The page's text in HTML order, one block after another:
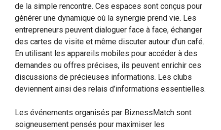
de la simple rencontre. Ces espaces sont conçus pour
générer une dynamique où la synergie prend vie. Les
entrepreneurs peuvent dialoguer face à face, échanger
des cartes de visite et même discuter autour d’un café.
En utilisant les appareils mobiles pour accéder à des
demandes ou offres précises, ils peuvent enrichir ces
discussions de précieuses informations. Les clubs
deviennent ainsi des relais d’informations essentielles.
Les événements organisés par BiznessMatch sont
soigneusement pensés pour maximiser les